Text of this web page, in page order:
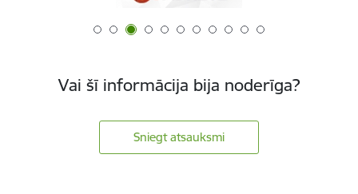
Vai šī informācija bija noderīga?
Sniegt atsauksmi